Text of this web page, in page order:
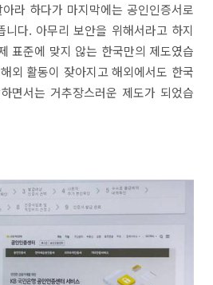
라 하다가 마지막에는 공인인증서로
니다. 아무리 보안을 위해서라고 하지
표준에 맞지 않는 한국만의 제도였습
외 활동이 잦아지고 해외에서도 한국
면서는 거추장스러운 제도가 되었습